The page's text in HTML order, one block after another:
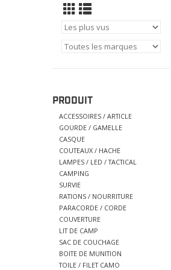
PRODUIT
ACCESSOIRES / ARTICLE
GOURDE / GAMELLE
CASQUE
COUTEAUX / HACHE
LAMPES / LED / TACTICAL
CAMPING
SURVIE
RATIONS / NOURRITURE
PARACORDE / CORDE
COUVERTURE
LIT DE CAMP
SAC DE COUCHAGE
BOITE DE MUNITION
TOILE / FILET CAMO